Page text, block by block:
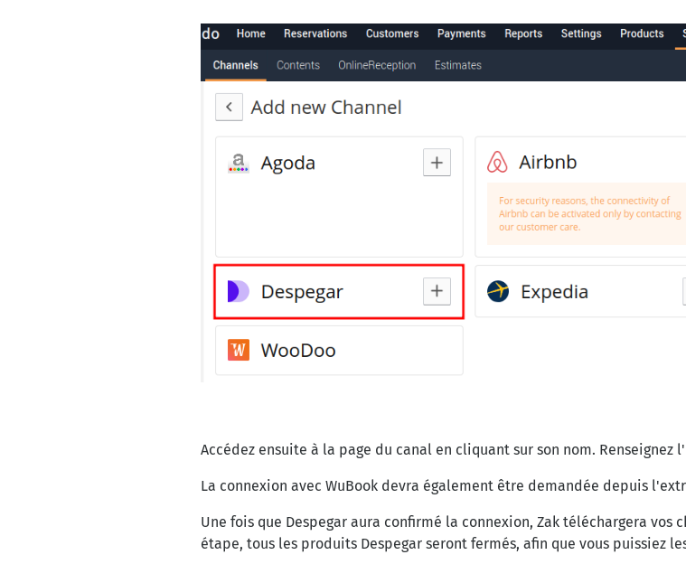
Accédez ensuite à la page du canal en cliquant sur son nom.
La connexion avec WuBook devra également être demandée depuis
Une fois que Despegar aura confirmé la connexion, Zak téléchargera vos
étape, tous les produits Despegar seront fermés, afin que vous puissiez